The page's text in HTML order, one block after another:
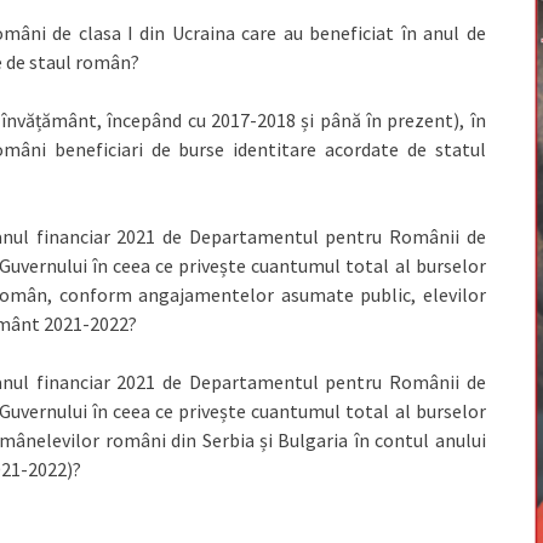
de clasa I din Ucraina care au beneficiat în anul de
staul român?
începând cu 2017-2018 și până în prezent), în
beneficiari de burse identitare acordate de statul
financiar 2021 de Departamentul pentru Românii de
în ceea ce privește cuantumul total al burselor
conform angajamentelor asumate public, elevilor
2021-2022?
financiar 2021 de Departamentul pentru Românii de
în ceea ce privește cuantumul total al burselor
români din Serbia și Bulgaria în contul anului
2022)?